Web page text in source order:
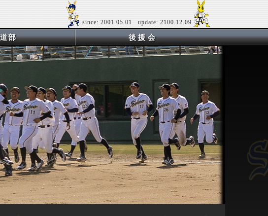
since: 2001.05.01 update: 2100.12.09
部 後援会